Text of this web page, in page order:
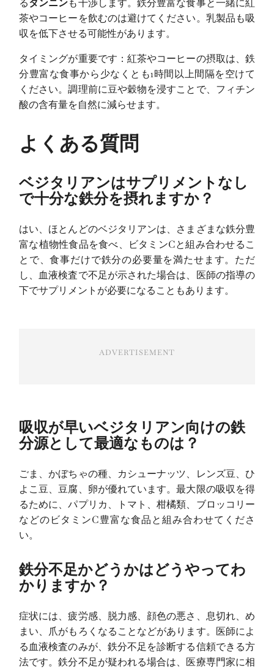
るタンニンも干渉します。鉄分豊富な食事と一緒に紅
茶やコーヒーを飲むのは避けてください。乳製品も吸
収を低下させる可能性があります。
タイミングが重要です：紅茶やコーヒーの摂取は、鉄
分豊富な食事から少なくとも1時間以上間隔を空けて
ください。調理前に豆や穀物を浸すことで、フィチン
酸の含有量を自然に減らせます。
よくある質問
ベジタリアンはサプリメントなし
で十分な鉄分を摂れますか？
はい、ほとんどのベジタリアンは、さまざまな鉄分豊
富な植物性食品を食べ、ビタミンCと組み合わせるこ
とで、食事だけで鉄分の必要量を満たせます。ただ
し、血液検査で不足が示された場合は、医師の指導の
下でサプリメントが必要になることもあります。
ADVERTISEMENT
吸収が早いベジタリアン向けの鉄
分源として最適なものは？
ごま、かぼちゃの種、カシューナッツ、レンズ豆、ひ
よこ豆、豆腐、卵が優れています。最大限の吸収を得
るために、パプリカ、トマト、柑橘類、ブロッコリー
などのビタミンC豊富な食品と組み合わせてくださ
い。
鉄分不足かどうかはどうやってわ
かりますか？
症状には、疲労感、脱力感、顔色の悪さ、息切れ、め
まい、爪がもろくなることなどがあります。医師によ
る血液検査のみが、鉄分不足を診断する信頼できる方
法です。鉄分不足が疑われる場合は、医療専門家に相